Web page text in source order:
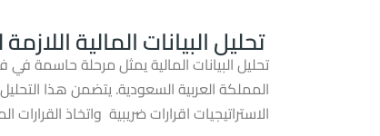
تحليل البيانات المالية
تحليل البيانات المالية يمثل مرحلة حاسمة
المملكة العربية السعودية. يتضمن هذا
الاستراتيجيات اقرارات ضريبية واتخاذ القرارات